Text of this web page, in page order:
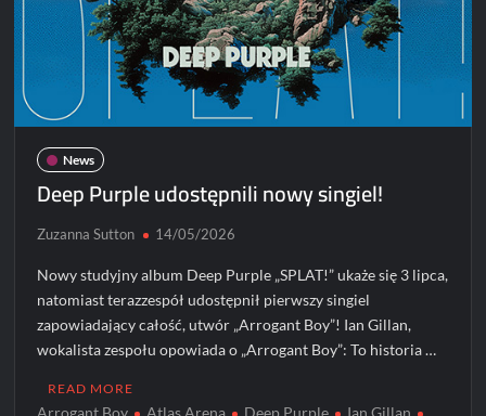
News
Deep Purple udostępnili nowy singiel!
Zuzanna Sutton 14/05/2026
Nowy studyjny album Deep Purple „SPLAT!” ukaże się 3 lipca,
natomiast terazzespół udostępnił pierwszy singiel
zapowiadający całość, utwór „Arrogant Boy”! Ian Gillan,
wokalista zespołu opowiada o „Arrogant Boy”: To historia …
READ MORE
Arrogant Boy Atlas Arena Deep Purple
Ian Gillan